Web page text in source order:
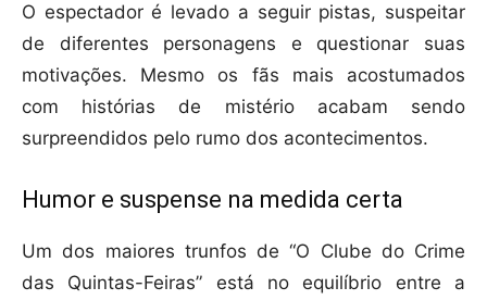
O espectador é levado a seguir pistas, suspeitar
de diferentes personagens e questionar suas
motivações. Mesmo os fãs mais acostumados
com histórias de mistério acabam sendo
surpreendidos pelo rumo dos acontecimentos.
Humor e suspense na medida certa
Um dos maiores trunfos de “O Clube do Crime
das Quintas-Feiras” está no equilíbrio entre a